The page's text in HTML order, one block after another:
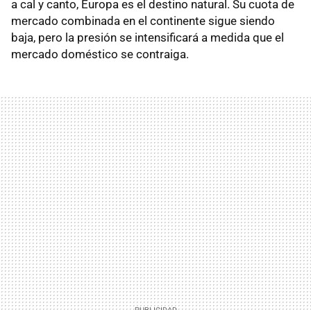
a cal y canto, Europa es el destino natural. Su cuota de
mercado combinada en el continente sigue siendo
baja, pero la presión se intensificará a medida que el
mercado doméstico se contraiga.